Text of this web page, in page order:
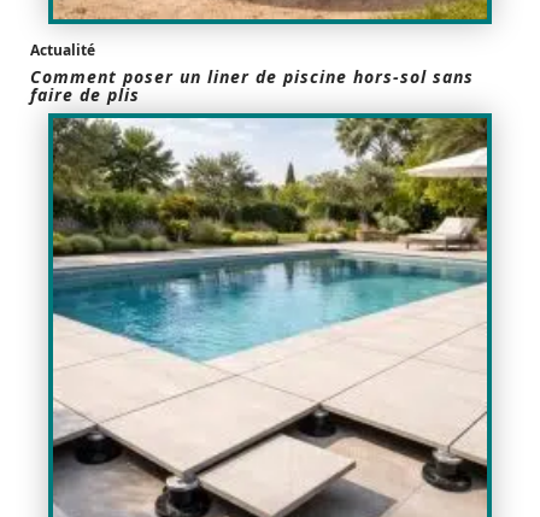
Actualité
Comment poser un liner de piscine hors-sol sans
faire de plis